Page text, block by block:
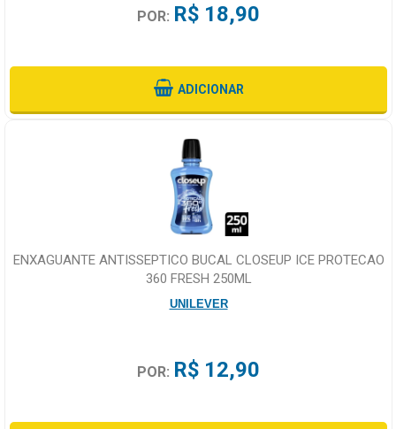
POR: R$ 18,90
ADICIONAR
ENXAGUANTE ANTISSEPTICO BUCAL CLOSEUP ICE PROTECAO
360 FRESH 250ML
UNILEVER
POR: R$ 12,90